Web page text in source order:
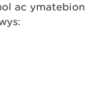
ac ymatebion